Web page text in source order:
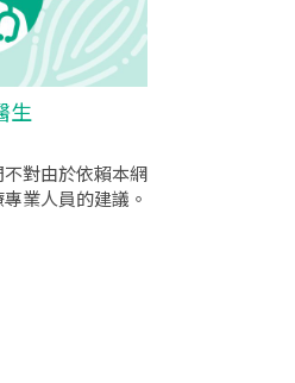
生
對由於依賴本網
業人員的建議。